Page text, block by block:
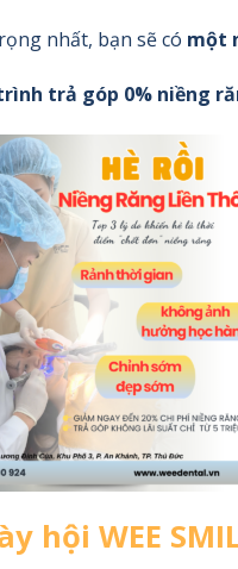
nhất, bạn sẽ có một
trả góp 0% niềng
hội WEE